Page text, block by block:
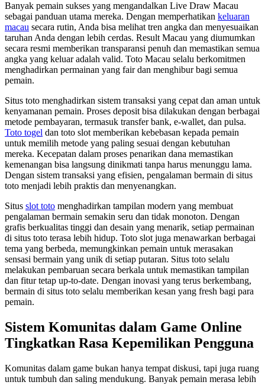
Banyak pemain sukses yang mengandalkan Live Draw Macau
sebagai panduan utama mereka. Dengan memperhatikan keluaran
macau secara rutin, Anda bisa melihat tren angka dan menyesuaikan
taruhan Anda dengan lebih cerdas. Result Macau yang diumumkan
secara resmi memberikan transparansi penuh dan memastikan semua
angka yang keluar adalah valid. Toto Macau selalu berkomitmen
menghadirkan permainan yang fair dan menghibur bagi semua
pemain.
Situs toto menghadirkan sistem transaksi yang cepat dan aman untuk
kenyamanan pemain. Proses deposit bisa dilakukan dengan berbagai
metode pembayaran, termasuk transfer bank, e-wallet, dan pulsa.
Toto togel dan toto slot memberikan kebebasan kepada pemain
untuk memilih metode yang paling sesuai dengan kebutuhan
mereka. Kecepatan dalam proses penarikan dana memastikan
kemenangan bisa langsung dinikmati tanpa harus menunggu lama.
Dengan sistem transaksi yang efisien, pengalaman bermain di situs
toto menjadi lebih praktis dan menyenangkan.
Situs slot toto menghadirkan tampilan modern yang membuat
pengalaman bermain semakin seru dan tidak monoton. Dengan
grafis berkualitas tinggi dan desain yang menarik, setiap permainan
di situs toto terasa lebih hidup. Toto slot juga menawarkan berbagai
tema yang berbeda, memungkinkan pemain untuk merasakan
sensasi bermain yang unik di setiap putaran. Situs toto selalu
melakukan pembaruan secara berkala untuk memastikan tampilan
dan fitur tetap up-to-date. Dengan inovasi yang terus berkembang,
bermain di situs toto selalu memberikan kesan yang fresh bagi para
pemain.
Sistem Komunitas dalam Game Online
Tingkatkan Rasa Kepemilikan Pengguna
Komunitas dalam game bukan hanya tempat diskusi, tapi juga ruang
untuk tumbuh dan saling mendukung. Banyak pemain merasa lebih